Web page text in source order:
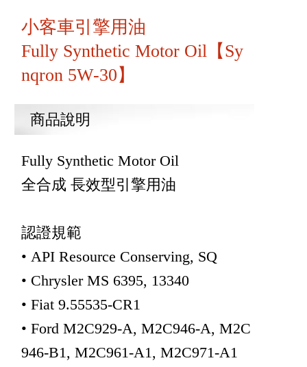
小客車引擎用油
Fully Synthetic Motor Oil【Sy
nqron 5W-30】
商品說明
Fully Synthetic Motor Oil
全合成 長效型引擎用油
認證規範
• API Resource Conserving, SQ
• Chrysler MS 6395, 13340
• Fiat 9.55535-CR1
• Ford M2C929-A, M2C946-A, M2C
946-B1, M2C961-A1, M2C971-A1